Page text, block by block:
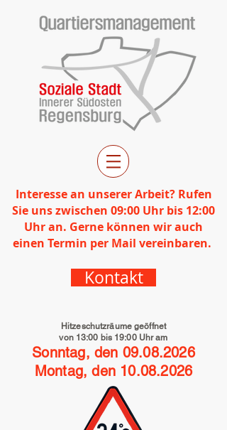
Interesse an unserer Arbeit? Rufen
Sie uns zwischen 09:00 Uhr bis 12:00
Uhr an. Gerne können wir auch
einen Termin per Mail vereinbaren.
Kontakt
Hitzeschutzräume geöffnet
von 13:00 bis 19:00 Uhram
Sonntag, den 09.08.2026
Montag, den 10.08.2026